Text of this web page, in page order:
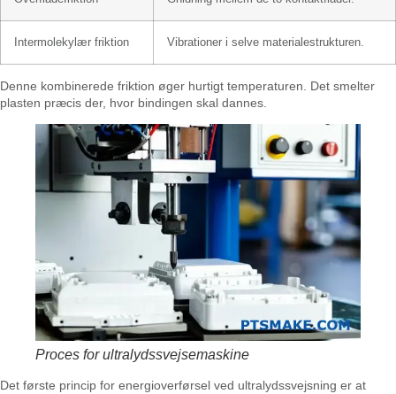
Intermolekylær friktion Vibrationer i selve materialestrukturen.
Denne kombinerede friktion øger hurtigt temperaturen. Det smelter
plasten præcis der, hvor bindingen skal dannes.
Proces for ultralydssvejsemaskine
Det første princip for energioverførsel ved ultralydssvejsning er at